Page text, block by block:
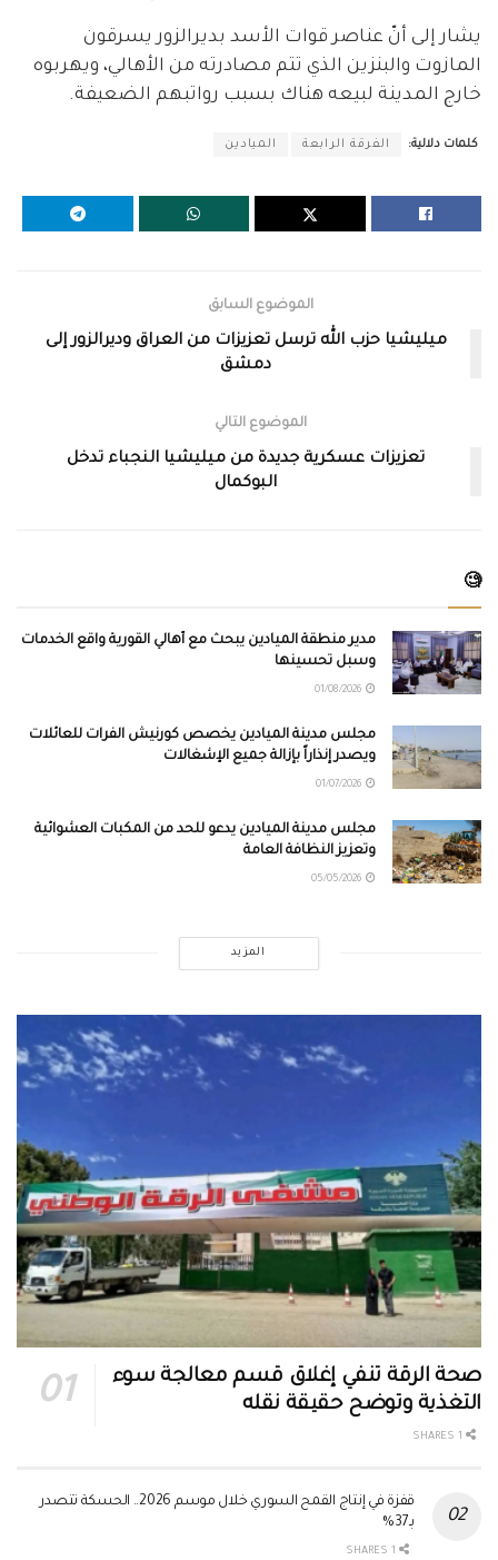
يشار إلى أنّ عناصر قوات الأسد بديرالزور يسرقون
المازوت والبنزين الذي تتم مصادرته من الأهالي، ويهربوه
خارج المدينة لبيعه هناك بسبب رواتبهم الضعيفة.
كلمات دلالية: الفرقة الرابعة الميادين
الموضوع السابق
ميليشيا حزب الله ترسل تعزيزات من العراق وديرالزور إلى
دمشق
الموضوع التالي
تعزيزات عسكرية جديدة من ميليشيا النجباء تدخل
البوكمال
🧐
مدير منطقة الميادين يبحث مع أهالي القورية واقع الخدمات
وسبل تحسينها
مجلس مدينة الميادين يخصص كورنيش الفرات للعائلات
ويصدر إنذاراً بإزالة جميع الإشغالات
مجلس مدينة الميادين يدعو للحد من المكبات العشوائية
وتعزيز النظافة العامة
المزيد
صحة الرقة تنفي إغلاق قسم معالجة سوء
التغذية وتوضح حقيقة نقله
قفزة في إنتاج القمح السوري خلال موسم 2026.. الحسكة تتصدر
بـ37%